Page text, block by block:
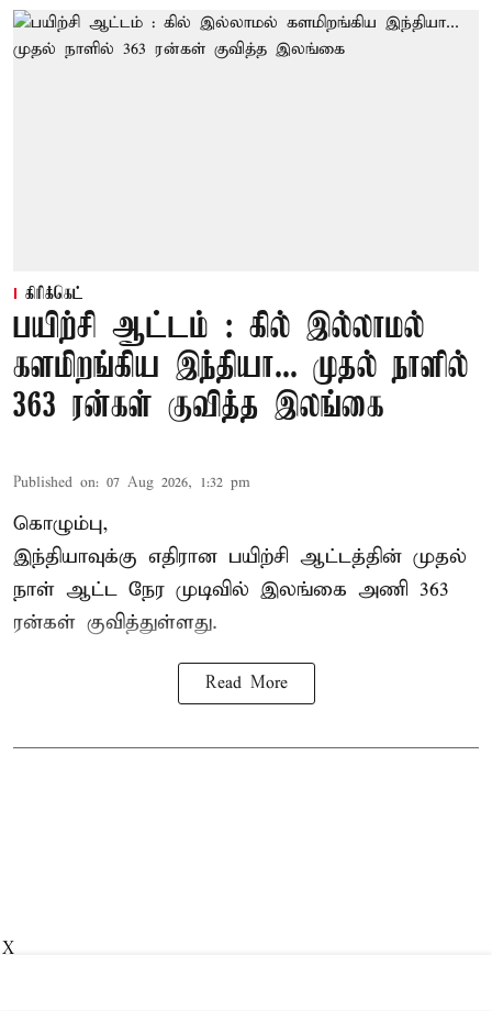
கிரிக்கெட்
பயிற்சி ஆட்டம் : கில் இல்லாமல்
களமிறங்கிய இந்தியா... முதல் நாளில்
363 ரன்கள் குவித்த இலங்கை
Published on: 07 Aug 2026, 1:32 pm
கொழும்பு,
இந்தியாவுக்கு எதிரான பயிற்சி ஆட்டத்தின் முதல்
நாள் ஆட்ட நேர முடிவில் இலங்கை அணி 363
ரன்கள் குவித்துள்ளது.
Read More
X